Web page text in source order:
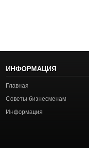
ИНФОРМАЦИЯ
Главная
Советы бизнесменам
Информация